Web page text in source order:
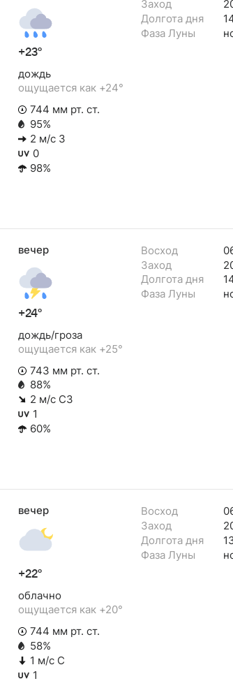
+23°
дождь
ощущается как +24°
744 мм рт. ст.
95%
2 м/с З
0
98%
Заход
Долгота дня
Фаза Луны
вечер
+24°
дождь/гроза
ощущается как +25°
743 мм рт. ст.
88%
2 м/с СЗ
1
60%
Восход
Заход
Долгота дня
Фаза Луны
вечер
+22°
облачно
ощущается как +20°
744 мм рт. ст.
58%
1 м/с С
1
Восход
Заход
Долгота дня
Фаза Луны